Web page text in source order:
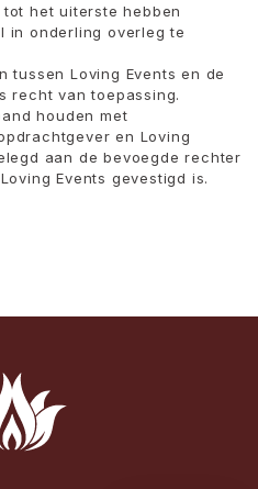
het uiterste hebben
in onderling overleg te
tussen Loving Events en de
recht van toepassing.
houden met
en Loving
aan de bevoegde rechter
Events gevestigd is.